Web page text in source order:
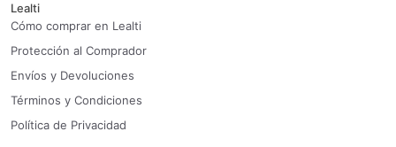
Lealti
Cómo comprar en Lealti
Protección al Comprador
Envíos y Devoluciones
Términos y Condiciones
Política de Privacidad